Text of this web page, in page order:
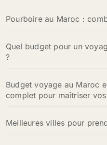
e
:
Pourboire au Maroc :
Quel budget pour un
?
Budget voyage au Maroc
complet pour maîtriser
Meilleures villes pour